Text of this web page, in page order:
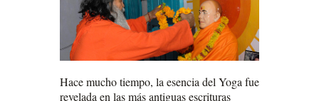
Hace mucho tiempo, la esencia del Yoga fue
revelada en las más antiguas escrituras